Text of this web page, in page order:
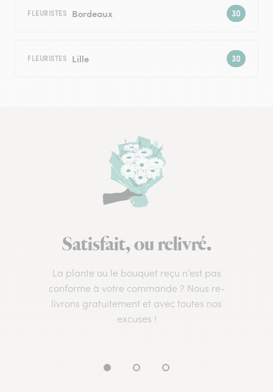
FLEURISTES Bordeaux
FLEURISTES Lille
Satisfait, ou relivré.
La plante ou le bouquet reçu n’est pas
conforme à votre commande ? Nous re-
livrons gratuitement et avec toutes nos
excuses !